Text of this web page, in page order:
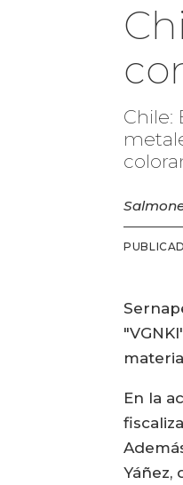
Chile:
En la
Yáñez,